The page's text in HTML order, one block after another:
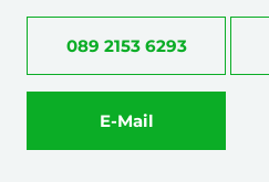
089 2153 6293
E-Mail